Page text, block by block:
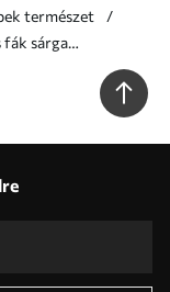
természet